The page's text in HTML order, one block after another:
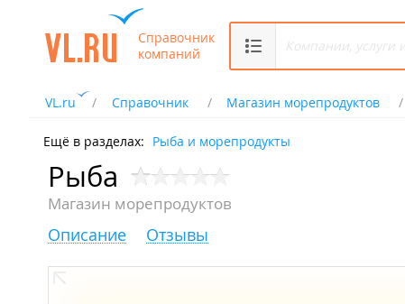
Справочник
компаний
VL.ru Справочник Магазин морепродуктов
Ещё в разделах: Рыба и морепродукты
Рыба
Магазин морепродуктов
Описание Отзывы